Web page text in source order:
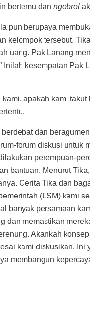
bertemu dan ngobrol
pun berupaya
kelompok tersebut.
uang. Pak Lanang
Inilah kesempatan Pak
apakah kami
dan
forum diskusi untuk
perempuan-
bantuan. Menurut
Cerita Tika dan
(LSM) kami
banyak persamaan
memastikan
Akankah
kami diskusikan.
membangun